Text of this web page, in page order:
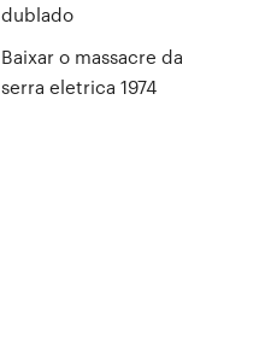
dublado
Baixar o massacre da
serra eletrica 1974